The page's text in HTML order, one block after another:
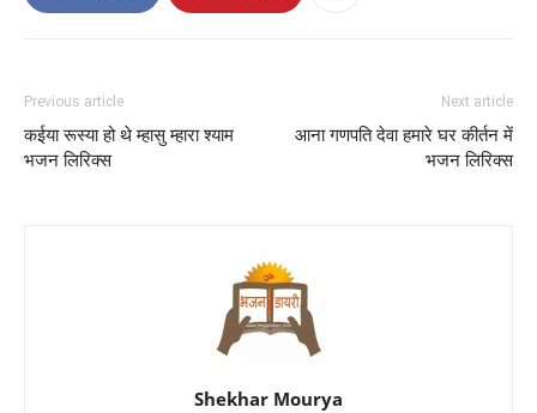
Previous article
कईया रूस्या हो थे म्हासु म्हारा श्याम
भजन लिरिक्स
Next article
आना गणपति देवा हमारे घर कीर्तन में
भजन लिरिक्स
Shekhar Mourya